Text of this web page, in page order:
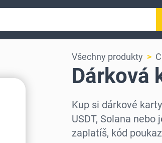
Všechny produkty
Dárková
Kup si dárkové
USDT, Solana
zaplatíš, kód